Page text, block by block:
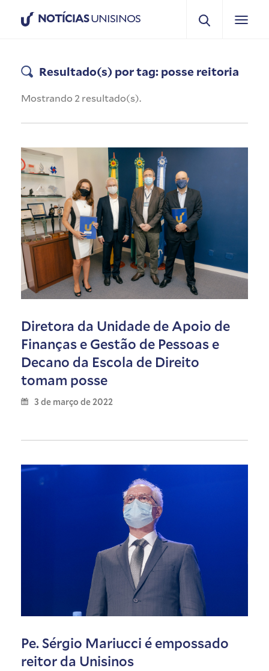
NOTÍCIASUNISINOS
Resultado(s) por tag: posse reitoria
Mostrando 2 resultado(s).
Diretora da Unidade de Apoio de
Finanças e Gestão de Pessoas e
Decano da Escola de Direito
tomam posse
3 de março de 2022
Pe. Sérgio Mariucci é empossado
reitor da Unisinos